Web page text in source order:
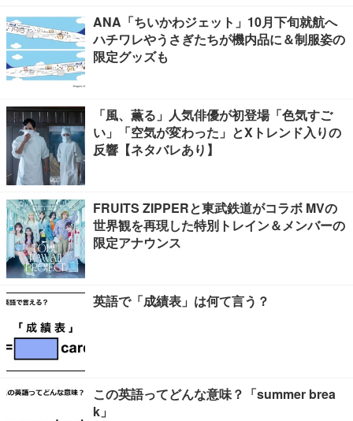
ANA「ちいかわジェット」10月下旬就航へ
ハチワレやうさぎたちが機内品に＆制服姿の
限定グッズも
「風、薫る」人気俳優が初登場「色気すご
い」「空気が変わった」とXトレンド入りの
反響【ネタバレあり】
FRUITS ZIPPERと東武鉄道がコラボ MVの
世界観を再現した特別トレイン＆メンバーの
限定アナウンス
英語で「成績表」は何て言う？
この英語ってどんな意味？「summer brea
k」